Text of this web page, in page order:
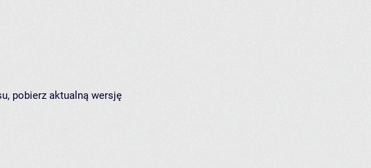
pobierz aktualną wersję